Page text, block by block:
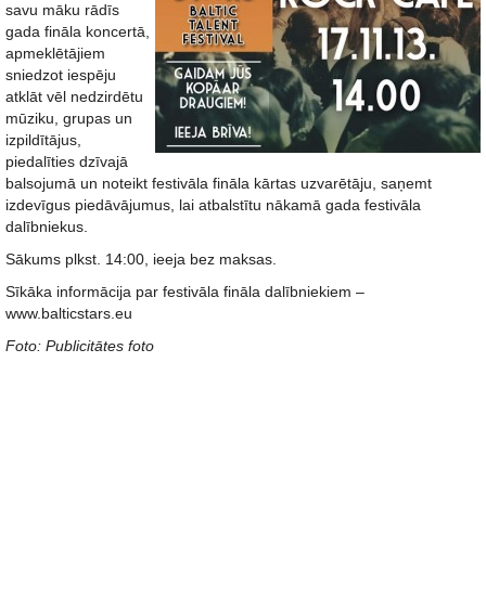
savu māku rādīs
gada fināla koncertā,
apmeklētājiem
sniedzot iespēju
atklāt vēl nedzirdētu
mūziku, grupas un
izpildītājus,
piedalīties dzīvajā
balsojumā un noteikt festivāla fināla kārtas uzvarētāju, saņemt
izdevīgus piedāvājumus, lai atbalstītu nākamā gada festivāla
dalībniekus.
Sākums plkst. 14:00, ieeja bez maksas.
Sīkāka informācija par festivāla fināla dalībniekiem –
www.balticstars.eu
Foto: Publicitātes foto